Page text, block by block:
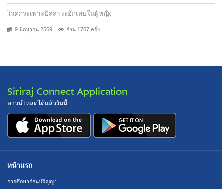
โรคกระเพาะปัสสาวะอักเสบในผู้หญิง
9 มิถุนายน 2569 อ่าน 1767 ครั้ง
Siriraj Connect Application
ดาวน์โหลดได้แล้ววันนี้
หน้าแรก
การศึกษาก่อนปริญญา